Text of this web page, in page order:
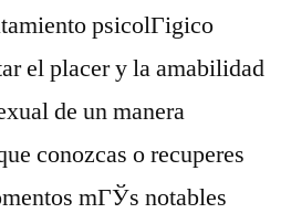
psicolГіgico
el placer y la amabilidad
de un manera
conozcas o recuperes
mГЎs notables